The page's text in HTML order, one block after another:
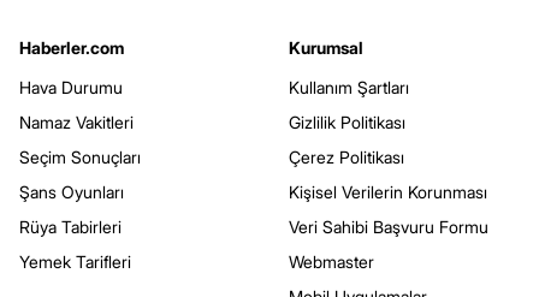
Haberler.com
Hava Durumu
Namaz Vakitleri
Seçim Sonuçları
Şans Oyunları
Rüya Tabirleri
Yemek Tarifleri
Kurumsal
Kullanım Şartları
Gizlilik Politikası
Çerez Politikası
Kişisel Verilerin Korunması
Veri Sahibi Başvuru Formu
Webmaster